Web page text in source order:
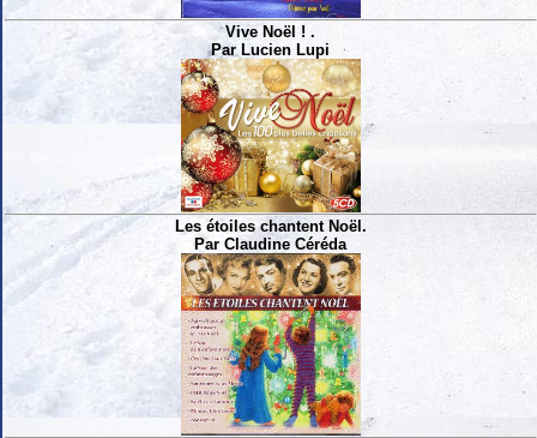
Vive Noël ! .
Par Lucien Lupi
Les étoiles chantent Noël.
Par Claudine Céréda